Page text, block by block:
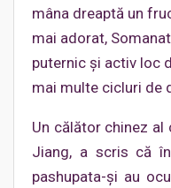
mâna dreaptă un
mai adorat,
puternic şi activ loc
mai multe cicluri de
Un călător chinez al
Jiang, a scris că
pashupata-şi au